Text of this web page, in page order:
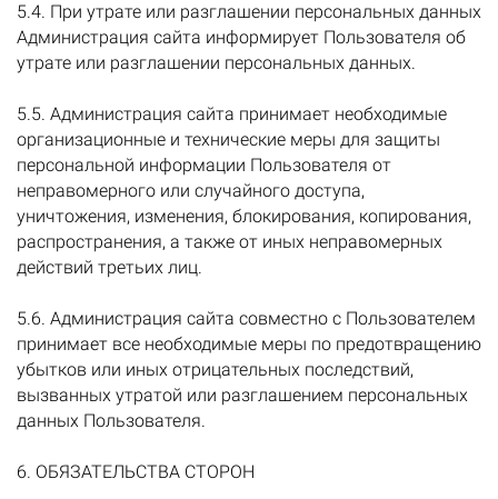
5.4. При утрате или разглашении персональных данных
Администрация сайта информирует Пользователя об
утрате или разглашении персональных данных.
5.5. Администрация сайта принимает необходимые
организационные и технические меры для защиты
персональной информации Пользователя от
неправомерного или случайного доступа,
уничтожения, изменения, блокирования, копирования,
распространения, а также от иных неправомерных
действий третьих лиц.
5.6. Администрация сайта совместно с Пользователем
принимает все необходимые меры по предотвращению
убытков или иных отрицательных последствий,
вызванных утратой или разглашением персональных
данных Пользователя.
6. ОБЯЗАТЕЛЬСТВА СТОРОН